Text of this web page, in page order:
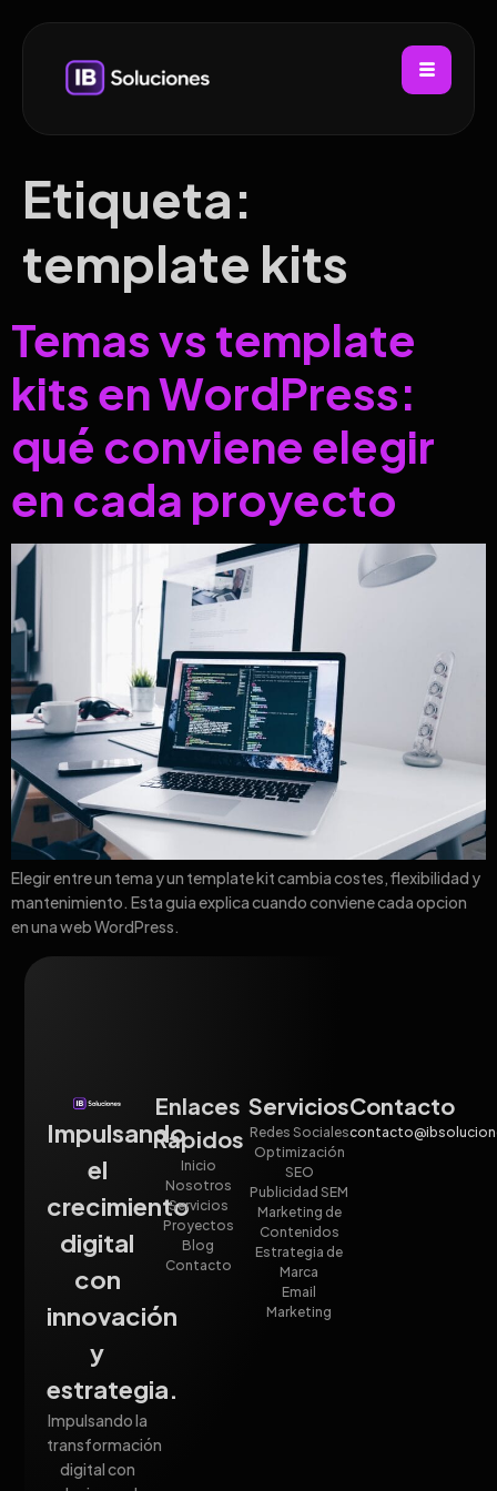
Etiqueta:
template kits
Temas vs template
kits en WordPress:
qué conviene elegir
en cada proyecto
Elegir entre un tema y un template kit cambia costes, flexibilidad y
mantenimiento. Esta guia explica cuando conviene cada opcion
en una web WordPress.
Impulsando
el
crecimiento
digital
con
innovación
y
estrategia.
Impulsando la
transformación
digital con
Enlaces
Rápidos
Inicio
Nosotros
Servicios
Proyectos
Blog
Contacto
Servicios
Redes Sociales
Optimización
SEO
Publicidad SEM
Marketing de
Contenidos
Estrategia de
Marca
Email
Marketing
Contacto